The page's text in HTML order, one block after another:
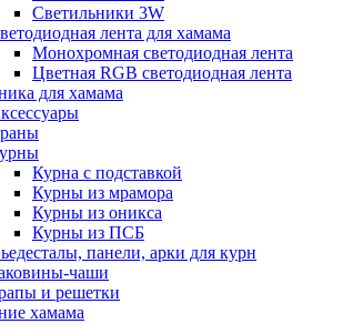
Светильники 3W
лента для хамама
Монохромная светодиодная лента
Цветная RGB светодиодная лента
для хамама
Курна с подставкой
Курны из мрамора
Курны из оникса
Курны из ПСБ
панели, арки для курн
чаши
и решетки
хамама